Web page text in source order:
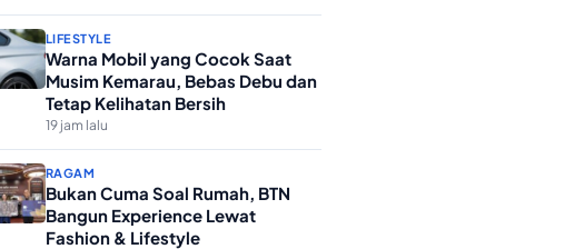
LIFESTYLE
Warna Mobil yang Cocok Saat
Musim Kemarau, Bebas Debu dan
Tetap Kelihatan Bersih
19 jam lalu
RAGAM
Bukan Cuma Soal Rumah, BTN
Bangun Experience Lewat
Fashion & Lifestyle